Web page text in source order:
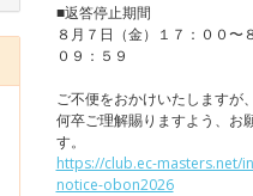
■返答停止期間
８月７日（金）１７：００〜
０９：５９
ご不便をおかけいたしますが、
何卒ご理解賜りますよう、お
す。
https://club.ec-masters.net/
notice-obon2026